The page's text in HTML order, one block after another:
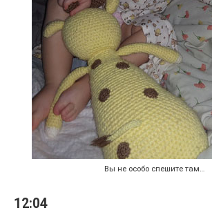
Вы не особо спешите там…
12:04